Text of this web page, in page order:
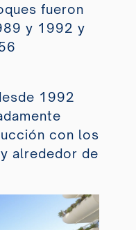
fueron
y 1992 y
1992
con los
alrededor de